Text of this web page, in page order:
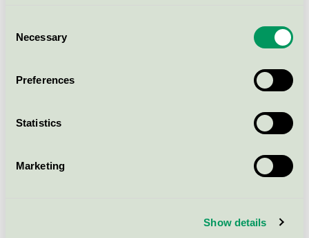
Selection
Necessary
Preferences
Statistics
Marketing
Show details
Tingstad, kronljus, 50 st, 19-35
25 cm, vita och färgade.